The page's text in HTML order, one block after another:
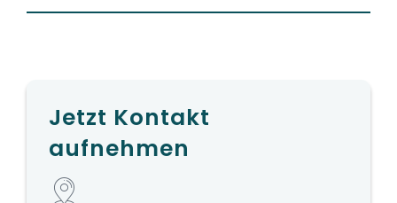
Jetzt Kontakt
aufnehmen